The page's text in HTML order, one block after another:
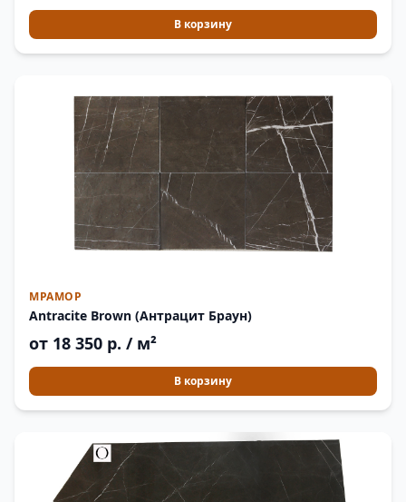
В корзину
МРАМОР
Antracite Brown (Антрацит Браун)
от 18 350 р. / м²
В корзину